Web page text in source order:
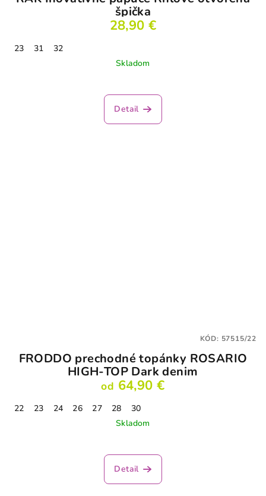
špička
28,90 €
23 31
32
Skladom
Detail
FRODDO prechodné topánky ROSARIO
HIGH-TOP Dark denim
od 64,90 €
22 23 24 26 27 28
30
Skladom
Detail
KÓD: 57515/22